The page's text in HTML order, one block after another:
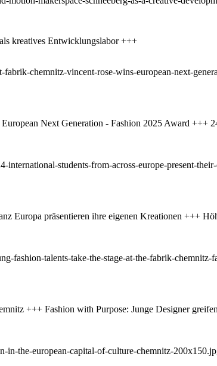
kreatives Entwicklungslabor +++
Next Generation - Fashion 2025 Award +++
Europa präsentieren ihre eigenen Kreationen +++
+++ Fashion with Purpose: Junge Designer